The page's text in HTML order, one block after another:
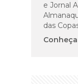
e Jornal
das